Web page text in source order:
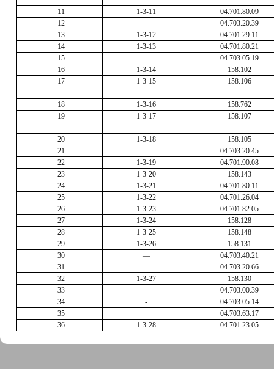
11 1-3-11
04.701.80.09
12
04.703.20.39
13
1-3-12
04.701.29.11
14
1-3-13
04.701.80.21
15
04.703.05.19
16
1-3-14
158.102
17
1-3-15 158.106
18 1-3-16
158.762
19
1-3-17 158.107
20 1-3-18
158.105
21
-
04.703.20.45
22
1-3-19
04.701.90.08
23
1-3-20
158.143
24
1-3-21
04.701.80.11
25
1-3-22
04.701.26.04
26
1-3-23
04.701.82.05
27
1-3-24
158.128
28
1-3-25
158.148
29
1-3-26
158.131
30
—
04.703.40.21
31
—
04.703.20.66
32
1-3-27
158.130
33
-
04.703.00.39
34
-
04.703.05.14
35
04.703.63.17
36
1-3-28 04.701.23.05